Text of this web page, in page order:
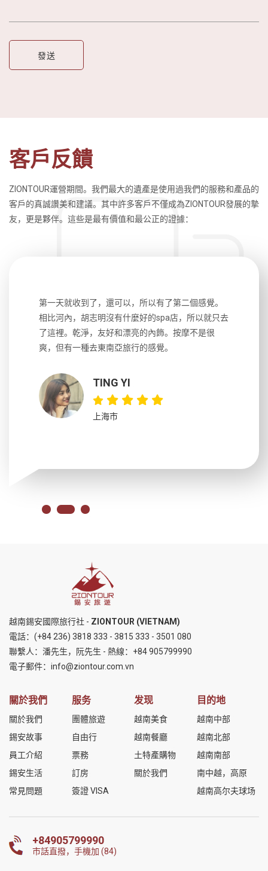
客戶反饋
ZIONTOUR運營期間。我們最大的遺產是使用過我們的服務和產品的
客戶的真誠讚美和建議。其中許多客戶不僅成為ZIONTOUR發展的摯
友，更是夥伴。這些是最有價值和最公正的證據：
第一天就收到了，還可以，所以有了第二個感覺。
相比河內，胡志明沒有什麼好的spa店，所以就只去
了這裡。乾淨，友好和漂亮的內飾。按摩不是很
爽，但有一種去東南亞旅行的感覺。
TING YI
上海市
越南錫安國際旅行社 - ZIONTOUR (VIETNAM)
電話： (+84 236) 3818 333 - 3815 333 - 3501 080
聯繫人：潘先生，阮先生 - 熱線： +84 905799990
電子郵件： info@ziontour.com.vn
關於我們
關於我們
錫安故事
員工介紹
錫安生活
常見問題
服务
團體旅遊
自由行
票務
訂房
簽證 VISA
发现
越南美食
越南餐廳
土特產購物
關於我們
目的地
越南中部
越南北部
越南南部
南中越，高原
越南高尔夫球场
+84905799990
市話直撥，手機加 (84)